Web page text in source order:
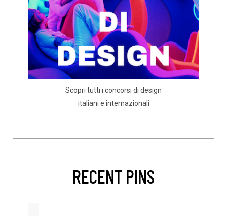
Scopri tutti i concorsi di design
italiani e internazionali
RECENT PINS